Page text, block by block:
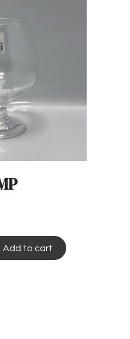
Add to cart